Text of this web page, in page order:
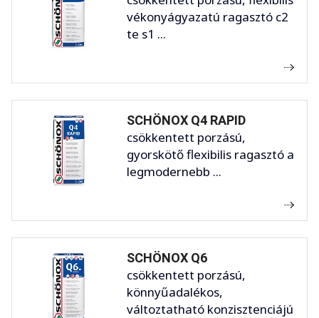
vékonyágyazatú ragasztó c2
te s1 ...
SCHÖNOX Q4 RAPID
csökkentett porzású,
gyorskötő flexibilis ragasztó a
legmodernebb ...
SCHÖNOX Q6
csökkentett porzású,
könnyűadalékos,
változtatható konzisztenciájú